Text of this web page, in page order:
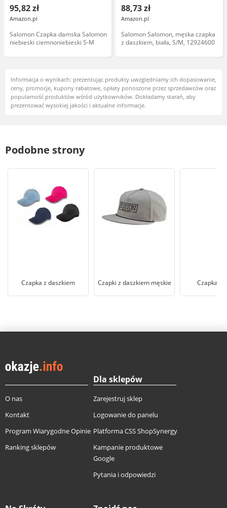
95,82 zł
Amazon.pl
Salomon Czapka damska Salomon
niebieski ciemnoniebieski S-M
88,73 zł
Amazon.pl
Salomon Salomon, męska czapka
z daszkiem, biała, S/M, 12924600
Informacja o wynikach: prezentując produkty uwzględniamy ich dopasowanie,
ceny, promocje, kupony rabatowe, opłaty ponoszone przez sprzedawców oraz
popularność produktów wśród użytkowników. Dokładamy starań, aby
prezentować wysokiej jakości i aktualne informacje.
Podobne strony
Czapka z daszkiem Czapki z daszkiem męskie Czapka
O nas
Kontakt
Program Wiarygodne Opinie
Ranking sklepów
Dla sklepów
Zarejestruj sklep
Logowanie do panelu
Platforma CSS ShopSynergy
Kampanie produktowe
Google
Pytania i odpowiedzi